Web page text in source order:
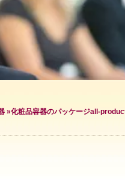
»化粧品容器のパッケージall-